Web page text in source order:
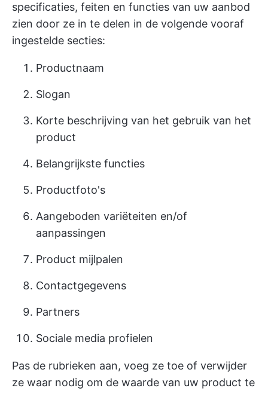
specificaties, feiten en functies van uw aanbod
zien door ze in te delen in de volgende vooraf
ingestelde secties:
Productnaam
Slogan
Korte beschrijving van het gebruik van het
product
Belangrijkste functies
Productfoto's
Aangeboden variëteiten en/of
aanpassingen
Product mijlpalen
Contactgegevens
Partners
Sociale media profielen
Pas de rubrieken aan, voeg ze toe of verwijder
ze waar nodig om de waarde van uw product te